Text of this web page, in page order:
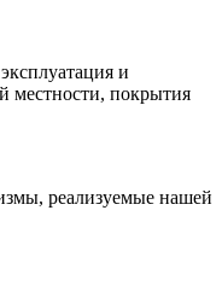
и
местности, покрытия
реализуемые нашей